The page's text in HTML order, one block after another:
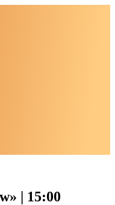
| 15:00